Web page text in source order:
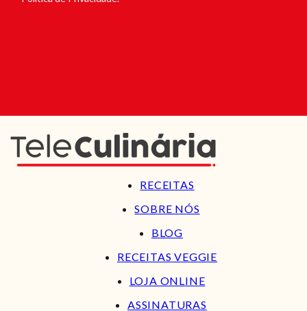
RECEITAS
SOBRE NÓS
BLOG
RECEITAS VEGGIE
LOJA ONLINE
ASSINATURAS